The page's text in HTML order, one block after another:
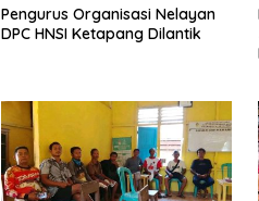
Pengurus Organisasi Nelayan
DPC HNSI Ketapang Dilantik